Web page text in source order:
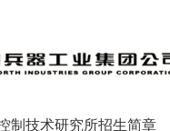
制技术研究所招生简章